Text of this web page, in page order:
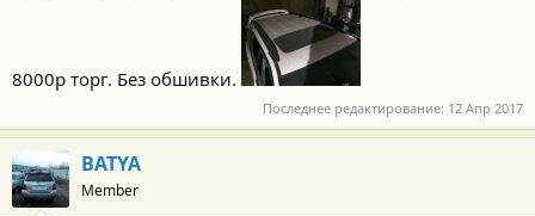
8000р торг. Без обшивки.
Последнее редактирование: 12 Апр 2017
BATYA
Member